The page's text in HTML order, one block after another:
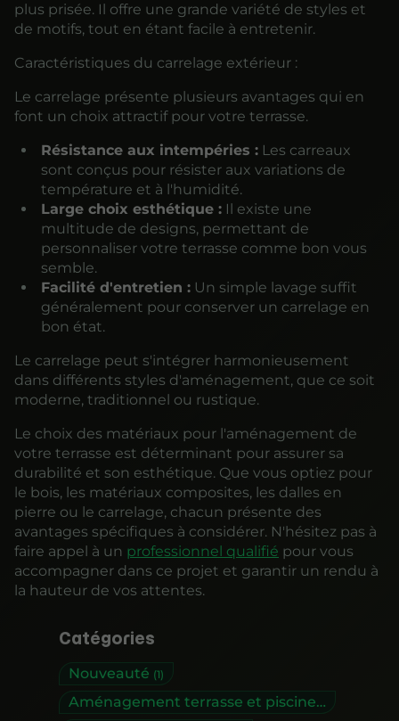
Catégories
Nouveauté (1)
Aménagement terrasse et piscine
(1)
plus prisée. Il offre une grande variété de styles et
de motifs, tout en étant facile à entretenir.
Caractéristiques du carrelage extérieur :
Le carrelage présente plusieurs avantages qui en
font un choix attractif pour votre terrasse.
Résistance aux intempéries :Les carreaux
sont conçus pour résister aux variations de
température et à l'humidité.
Large choix esthétique :Il existe une
multitude de designs, permettant de
personnaliser votre terrasse comme bon vous
semble.
Facilité d'entretien :Un simple lavage suffit
généralement pour conserver un carrelage en
bon état.
Le carrelage peut s'intégrer harmonieusement
dans différents styles d'aménagement, que ce soit
moderne, traditionnel ou rustique.
Le choix des matériaux pour l'aménagement de
votre terrasse est déterminant pour assurer sa
durabilité et son esthétique. Que vous optiez pour
le bois, les matériaux composites, les dalles en
pierre ou le carrelage, chacun présente des
avantages spécifiques à considérer. N'hésitez pas à
faire appel à un professionnel qualifié pour vous
accompagner dans ce projet et garantir un rendu à
la hauteur de vos attentes.